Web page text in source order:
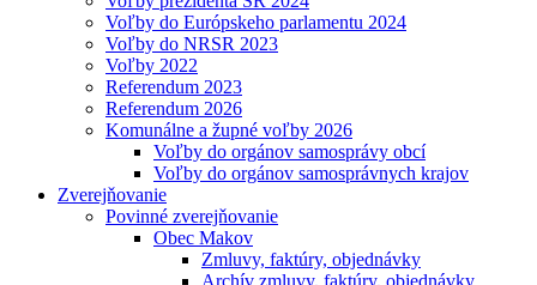
Voľby do Európskeho parlamentu 2024
Voľby do NRSR 2023
Voľby 2022
Referendum 2023
Referendum 2026
Komunálne a župné voľby 2026
Voľby do orgánov samosprávy obcí
Voľby do orgánov samosprávnych krajov
Zverejňovanie
Povinné zverejňovanie
Obec Makov
Zmluvy, faktúry, objednávky
Archív zmluvy, faktúry, objednávky